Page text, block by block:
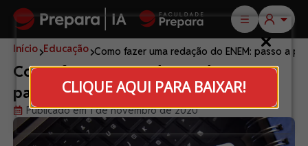
CLIQUE AQUI PARA BAIXAR!
Início Educação Como fazer uma redação do ENEM: passo a
Como fazer uma redação do ENEM:
passo a passo completo
Publicado em 1 de novembro de 2020